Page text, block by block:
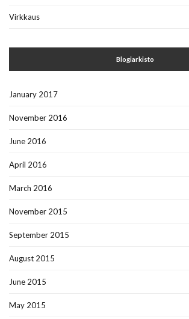
Virkkaus
Blogiarkisto
January 2017
November 2016
June 2016
April 2016
March 2016
November 2015
September 2015
August 2015
June 2015
May 2015